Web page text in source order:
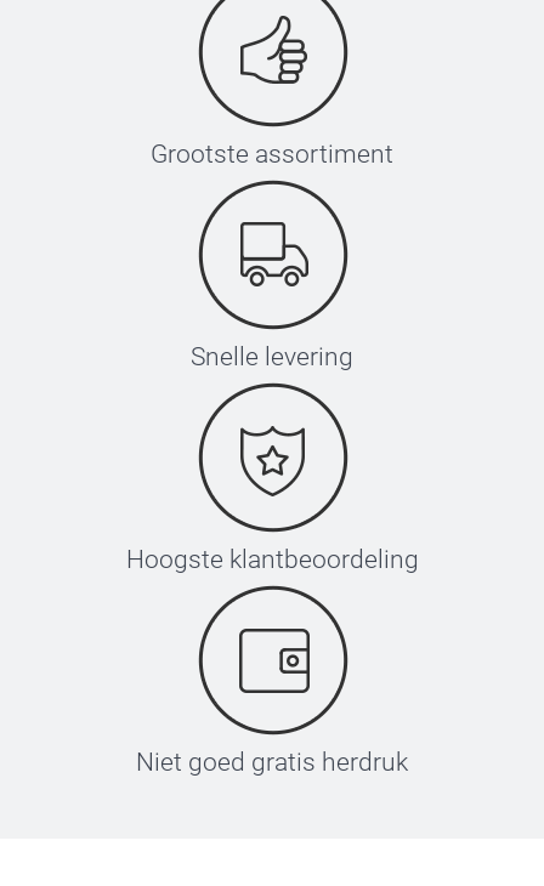
Grootste assortiment
Snelle levering
Hoogste klantbeoordeling
Niet goed gratis herdruk